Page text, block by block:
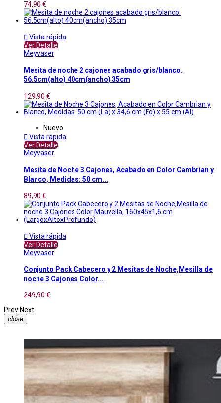
74,90 €
 Vista rápida
Ver Detalle
Meyvaser
Mesita de noche 2 cajones acabado gris/blanco.
56.5cm(alto) 40cm(ancho) 35cm
129,90 €
Nuevo
 Vista rápida
Ver Detalle
Meyvaser
Mesita de Noche 3 Cajones, Acabado en Color Cambrian y
Blanco, Medidas: 50 cm...
89,90 €
 Vista rápida
Ver Detalle
Meyvaser
Conjunto Pack Cabecero y 2 Mesitas de Noche,Mesilla de
noche 3 Cajones Color...
249,90 €
Prev Next
close